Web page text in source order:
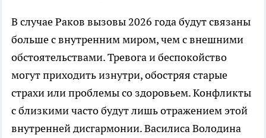
В случае Раков вызовы 2026 года будут связаны
больше с внутренним миром, чем с внешними
обстоятельствами. Тревога и беспокойство
могут приходить изнутри, обостряя старые
страхи или проблемы со здоровьем. Конфликты
с близкими часто будут лишь отражением этой
внутренней дисгармонии. Василиса Володина